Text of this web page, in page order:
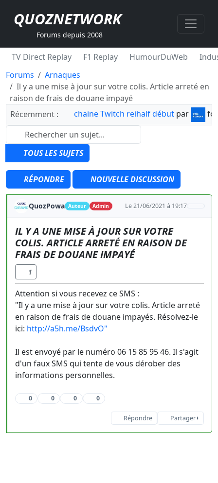
QUOZNETWORK
Forums depuis 2008
TV Direct Replay F1 Replay HumourDuWeb
Forums
Arnaques
Il y a une mise à jour sur votre colis. Article arreté en
raison de frais de douane impayé
Récemment :
chaine Twitch reihalf début par
TOUS LES SUJETS
RÉPONDRE NOUVELLE DISCUSSION
QuozPowa Auteur Admin Le 21/06/2021 à 19:17
IL Y A UNE MISE À JOUR SUR VOTRE
COLIS. ARTICLE ARRETÉ EN RAISON DE
FRAIS DE DOUANE IMPAYÉ
1
Attention si vous recevez ce SMS :
"Il y a une mise à jour sur votre colis. Article arreté
en raison de frais de douane impayés. Résolvez-le
ici: http://a5h.me/BsdvO"
Il est envoyé par le numéro 06 15 85 95 46. Il s'agit
d'un faux SMS qui tente de vous dérober des
informations personnelles.
0 0 0 0
Répondre Partager